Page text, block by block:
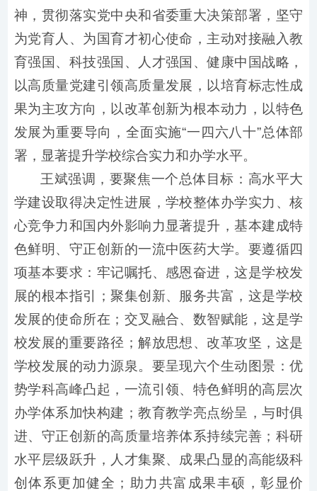
神，贯彻落实党中央和省委重大决策部署，坚守
为党育人、为国育才初心使命，主动对接融入教
育强国、科技强国、人才强国、健康中国战略，
以高质量党建引领高质量发展，以培育标志性成
果为主攻方向，以改革创新为根本动力，以特色
发展为重要导向，全面实施“一四六八十”总体部
署，显著提升学校综合实力和办学水平。
王斌强调，要聚焦一个总体目标：高水平大
学建设取得决定性进展，学校整体办学实力、核
心竞争力和国内外影响力显著提升，基本建成特
色鲜明、守正创新的一流中医药大学。要遵循四
项基本要求：牢记嘱托、感恩奋进，这是学校发
展的根本指引；聚集创新、服务共富，这是学校
发展的使命所在；交叉融合、数智赋能，这是学
校发展的重要路径；解放思想、改革攻坚，这是
学校发展的动力源泉。要呈现六个生动图景：优
势学科高峰凸起，一流引领、特色鲜明的高层次
办学体系加快构建；教育教学亮点纷呈，与时俱
进、守正创新的高质量培养体系持续完善；科研
水平层级跃升，人才集聚、成果凸显的高能级科
创体系更加健全；助力共富成果丰硕，彰显价